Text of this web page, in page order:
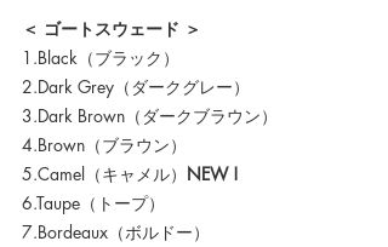
＜ ゴートスウェード ＞
1.Black （ブラック）
2.Dark Grey（ダークグレー）
3.Dark Brown（ダークブラウン）
4.Brown（ブラウン）
5.Camel（キャメル） NEW !
6.Taupe（トープ）
7.Bordeaux（ボルドー）